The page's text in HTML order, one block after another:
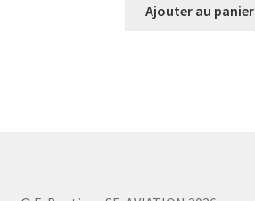
Ajouter au panier